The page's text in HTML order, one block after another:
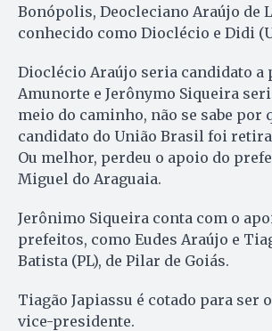
Bonópolis, Deocleciano Araújo de
conhecido como Dioclécio e Didi
Dioclécio Araújo seria candidato a
Amunorte e Jerônymo Siqueira
meio do caminho, não se sabe por
candidato do União Brasil foi
Ou melhor, perdeu o apoio do
Miguel do Araguaia.
Jerônimo Siqueira conta com o
prefeitos, como Eudes Araújo e
Batista (PL), de Pilar de Goiás.
Tiagão Japiassu é cotado para ser
vice-presidente.